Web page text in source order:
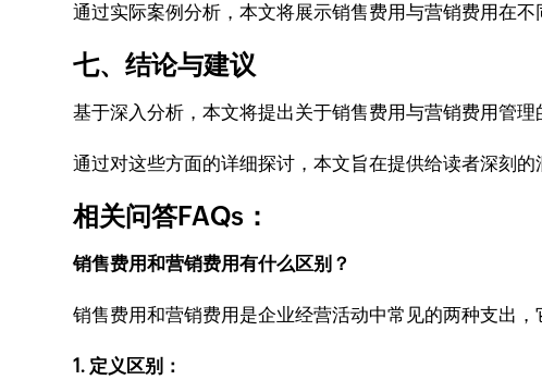
通过实际案例分析，本文将展示销售费用与营销费用在
七、结论与建议
基于深入分析，本文将提出关于销售费用与营销费用管
通过对这些方面的详细探讨，本文旨在提供给读者深刻
相关问答FAQs：
销售费用和营销费用有什么区别？
销售费用和营销费用是企业经营活动中常见的两种支出
1. 定义区别：